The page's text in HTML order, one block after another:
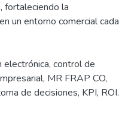
fortaleciendo la
un entorno comercial cada
electrónica, control de
MR FRAP CO,
de decisiones, KPI, ROI.